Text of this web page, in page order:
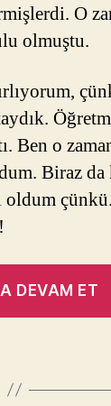
O
olmuştu.
Ben o
Biraz da
DEVAM ET